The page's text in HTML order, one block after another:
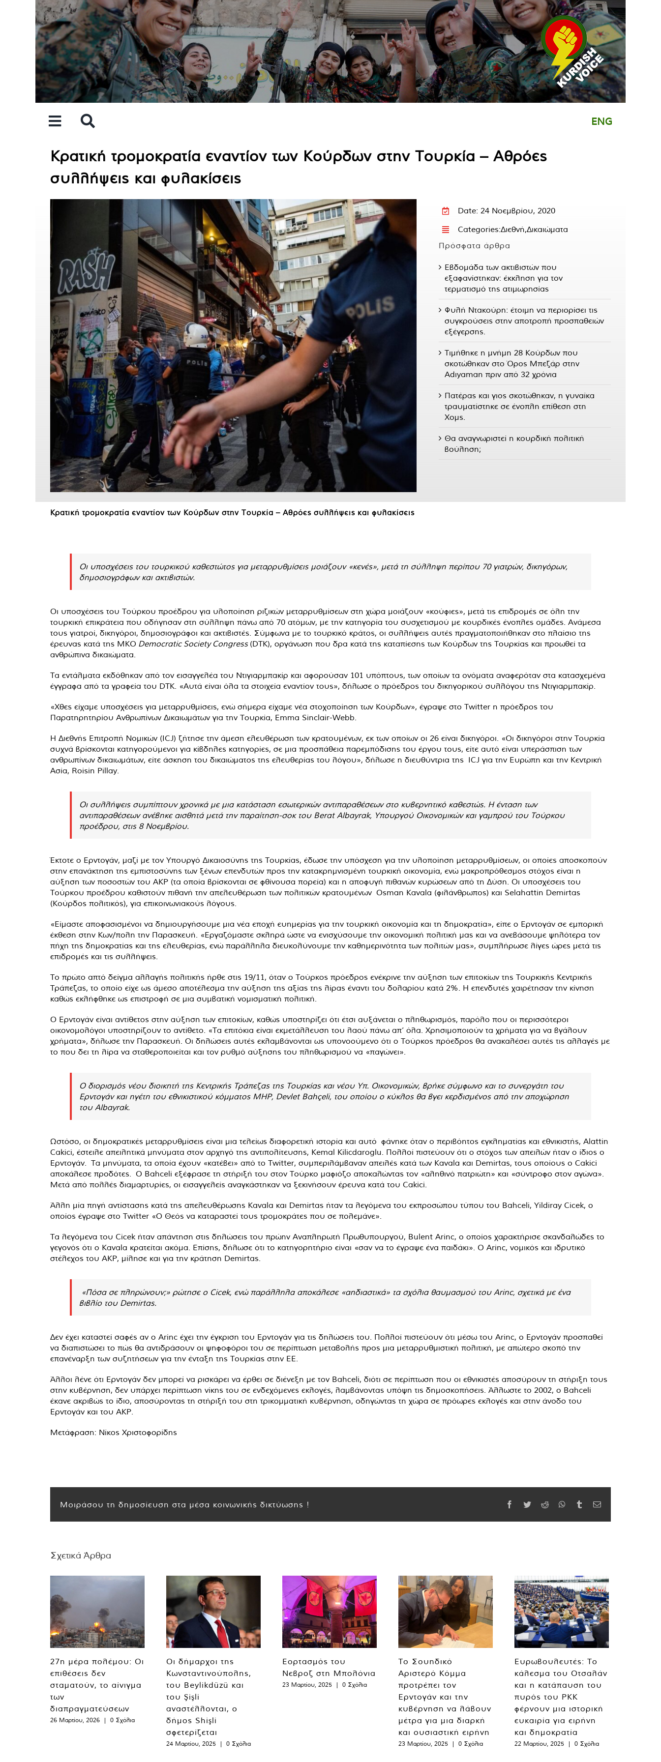
ENG
Κρατική τρομοκρατία εναντίον των Κούρδων στην Τουρκία – Αθρόες
συλλήψεις και φυλακίσεις
Date: 24 Νοεμβρίου, 2020
Categories:Διεθνή,Δικαιώματα
Πρόσφατα άρθρα
Εβδομάδα των ακτιβιστών που
εξαφανίστηκαν: έκκληση για τον
τερματισμό της ατιμωρησίας
Φυλή Ντακούρη: έτοιμη να περιορίσει τις
συγκρούσεις στην αποτροπή προσπαθειών
εξέγερσης.
Τιμήθηκε η μνήμη 28 Κούρδων που
σκοτώθηκαν στο Όρος Μπεζάρ στην
Adıyaman πριν από 32 χρόνια
Πατέρας και γιος σκοτώθηκαν, η γυναίκα
τραυματίστηκε σε ένοπλη επίθεση στη
Χομς.
Θα αναγνωριστεί η κουρδική πολιτική
βούληση;
Κρατική τρομοκρατία εναντίον των Κούρδων στην Τουρκία – Αθρόες συλλήψεις και φυλακίσεις
Οι υποσχέσεις του τουρκικού καθεστώτος για μεταρρυθμίσεις μοιάζουν «κενές», μετά τη σύλληψη περίπου 70 γιατρών, δικηγόρων,
δημοσιογράφων και ακτιβιστών.
Οι υποσχέσεις του Τούρκου προέδρου για υλοποίηση ριζικών μεταρρυθμίσεων στη χώρα μοιάζουν «κούφιες», μετά τις επιδρομές σε όλη την
τουρκική επικράτεια που οδήγησαν στη σύλληψη πάνω από 70 ατόμων, με την κατηγορία του συσχετισμού με κουρδικές ένοπλες ομάδες. Ανάμεσα
τους γιατροί, δικηγόροι, δημοσιογράφοι και ακτιβιστές. Σύμφωνα με το τουρκικό κράτος, οι συλλήψεις αυτές πραγματοποιήθηκαν στο πλαίσιο της
έρευνας κατά της ΜΚΟ DemocraticSocietyCongress(DTK), οργάνωση που δρα κατά της καταπίεσης των Κούρδων της Τουρκίας και προωθεί τα
ανθρώπινα δικαιώματα.
Τα εντάλματα εκδόθηκαν από τον εισαγγελέα του Ντιγιαρμπακίρ και αφορούσαν 101 υπόπτους, των οποίων τα ονόματα αναφερόταν στα κατασχεμένα
έγγραφα από τα γραφεία του DTK. «Αυτά είναι όλα τα στοιχεία εναντίον τους», δήλωσε ο πρόεδρος του δικηγορικού συλλόγου της Ντιγιαρμπακίρ.
«Χθες είχαμε υποσχέσεις για μεταρρυθμίσεις, ενώ σήμερα είχαμε νέα στοχοποίηση των Κούρδων», έγραψε στο Twitter η πρόεδρος του
Παρατηρητηρίου Ανθρωπίνων Δικαιωμάτων για την Τουρκία, Emma Sinclair-Webb.
Η Διεθνής Επιτροπή Νομικών (ICJ) ζήτησε την άμεση ελευθέρωση των κρατουμένων, εκ των οποίων οι 26 είναι δικηγόροι. «Οι δικηγόροι στην Τουρκία
συχνά βρίσκονται κατηγορούμενοι για κίβδηλες κατηγορίες, σε μια προσπάθεια παρεμπόδισης του έργου τους, είτε αυτό είναι υπεράσπιση των
ανθρωπίνων δικαιωμάτων, είτε άσκηση του δικαιώματος της ελευθερίας του λόγου», δήλωσε η διευθύντρια της ICJ για την Ευρώπη και την Κεντρική
Ασία, Roisin Pillay.
Οι συλλήψεις συμπίπτουν χρονικά με μια κατάσταση εσωτερικών αντιπαραθέσεων στο κυβερνητικό καθεστώς. Η ένταση των
αντιπαραθέσεων ανέβηκε αισθητά μετά την παραίτηση-σοκ του Berat Albayrak, Υπουργού Οικονομικών και γαμπρού του Τούρκου
προέδρου, στις 8 Νοεμβρίου.
Έκτοτε ο Ερντογάν, μαζί με τον Υπουργό Δικαιοσύνης της Τουρκίας, έδωσε την υπόσχεση για την υλοποίηση μεταρρυθμίσεων, οι οποίες αποσκοπούν
στην επανάκτηση της εμπιστοσύνης των ξένων επενδυτών προς την κατακρημνισμένη τουρκική οικονομία, ενώ μακροπρόθεσμος στόχος είναι η
αύξηση των ποσοστών του ΑΚΡ (τα οποία βρίσκονται σε φθίνουσα πορεία) και η αποφυγή πιθανών κυρώσεων από τη Δύση. Οι υποσχέσεις του
Τούρκου προέδρου καθιστούν πιθανή την απελευθέρωση των πολιτικών κρατουμένων Osman Kavala (φιλάνθρωπος) και Selahattin Demirtas
(Κούρδος πολιτικός), για επικοινωνιακούς λόγους.
«Είμαστε αποφασισμένοι να δημιουργήσουμε μια νέα εποχή ευημερίας για την τουρκική οικονομία και τη δημοκρατία», είπε ο Ερντογάν σε εμπορική
έκθεση στην Κων/πολη την Παρασκευή. «Εργαζόμαστε σκληρά ώστε να ενισχύσουμε την οικονομική πολιτική μας και να ανεβάσουμε ψηλότερα τον
πήχη της δημοκρατίας και της ελευθερίας, ενώ παράλληλα διευκολύνουμε την καθημερινότητα των πολιτών μας», συμπλήρωσε λίγες ώρες μετά τις
επιδρομές και τις συλλήψεις.
Το πρώτο απτό δείγμα αλλαγής πολιτικής ήρθε στις 19/11, όταν ο Τούρκος πρόεδρος ενέκρινε την αύξηση των επιτοκίων της Τουρκικής Κεντρικής
Τράπεζας, το οποίο είχε ως άμεσο αποτέλεσμα την αύξηση της αξίας της λίρας έναντι του δολαρίου κατά 2%. Η επενδυτές χαιρέτησαν την κίνηση
καθώς εκλήφθηκε ως επιστροφή σε μια συμβατική νομισματική πολιτική.
Ο Ερντογάν είναι αντίθετος στην αύξηση των επιτοκίων, καθώς υποστηρίζει ότι έτσι αυξάνεται ο πληθωρισμός, παρόλο που οι περισσότεροι
οικονομολόγοι υποστηρίζουν το αντίθετο. «Τα επιτόκια είναι εκμετάλλευση του λαού πάνω απ’ όλα. Χρησιμοποιούν τα χρήματα για να βγάλουν
χρήματα», δήλωσε την Παρασκευή. Οι δηλώσεις αυτές εκλαμβάνονται ως υπονοούμενο ότι ο Τούρκος πρόεδρος θα ανακαλέσει αυτές τις αλλαγές με
το που δει τη λίρα να σταθεροποιείται και τον ρυθμό αύξησης του πληθωρισμού να «παγώνει».
Ο διορισμός νέου διοικητή της Κεντρικής Τράπεζας της Τουρκίας και νέου Υπ. Οικονομικών, βρήκε σύμφωνο και το συνεργάτη του
Ερντογάν και ηγέτη του εθνικιστικού κόμματος MHP, Devlet Bahçeli, του οποίου ο κύκλος θα βγει κερδισμένος από την αποχώρηση
του Albayrak.
Ωστόσο, οι δημοκρατικές μεταρρυθμίσεις είναι μια τελείως διαφορετική ιστορία και αυτό φάνηκε όταν ο περιβόητος εγκληματίας και εθνικιστής, Alattin
Cakici, έστειλε απειλητικά μηνύματα στον αρχηγό της αντιπολίτευσης, Kemal Kilicdaroglu. Πολλοί πιστεύουν ότι ο στόχος των απειλών ήταν ο ίδιος ο
Ερντογάν. Τα μηνύματα, τα οποία έχουν «κατέβει» από το Twitter, συμπεριλάμβαναν απειλές κατά των Kavala και Demirtas, τους οποίους ο Cakici
αποκάλεσε προδότες. Ο Bahceli εξέφρασε τη στήριξή του στον Τούρκο μαφιόζο αποκαλώντας τον «αληθινό πατριώτη» και «σύντροφο στον αγώνα».
Μετά από πολλές διαμαρτυρίες, οι εισαγγελείς αναγκάστηκαν να ξεκινήσουν έρευνα κατά του Cakici.
Άλλη μία πηγή αντίστασης κατά της απελευθέρωσης Kavala και Demirtas ήταν τα λεγόμενα του εκπροσώπου τύπου του Bahceli, Yildiray Cicek, ο
οποίος έγραψε στο Twitter «Ο Θεός να καταραστεί τους τρομοκράτες που σε πολεμάνε».
Τα λεγόμενα του Cicek ήταν απάντηση στις δηλώσεις του πρώην Αναπληρωτή Πρωθυπουργού, Bulent Arinc, ο οποίος χαρακτήρισε σκανδαλώδες το
γεγονός ότι ο Kavala κρατείται ακόμα. Επίσης, δήλωσε ότι το κατηγορητήριο είναι «σαν να το έγραψε ένα παιδάκι». Ο Arinc, νομικός και ιδρυτικό
στέλεχος του ΑΚΡ, μίλησε και για την κράτηση Demirtas.
«Πόσα σε πληρώνουν;» ρώτησε ο Cicek, ενώ παράλληλα αποκάλεσε «αηδιαστικά» τα σχόλια θαυμασμού του Arinc, σχετικά με ένα
βιβλίο του Demirtas.
Δεν έχει καταστεί σαφές αν ο Arinc έχει την έγκριση του Ερντογάν για τις δηλώσεις του. Πολλοί πιστεύουν ότι μέσω του Arinc, ο Ερντογάν προσπαθεί
να διαπιστώσει το πώς θα αντιδράσουν οι ψηφοφόροι του σε περίπτωση μεταβολής προς μια μεταρρυθμιστική πολιτική, με απώτερο σκοπό την
επανέναρξη των συζητήσεων για την ένταξη της Τουρκίας στην ΕΕ.
Άλλοι λένε ότι Ερντογάν δεν μπορεί να ρισκάρει να έρθει σε διένεξη με τον Bahceli, διότι σε περίπτωση που οι εθνικιστές αποσύρουν τη στήριξη τους
στην κυβέρνηση, δεν υπάρχει περίπτωση νίκης του σε ενδεχόμενες εκλογές, λαμβάνοντας υπόψη τις δημοσκοπήσεις. Άλλωστε το 2002, ο Bahceli
έκανε ακριβώς το ίδιο, αποσύροντας τη στήριξή του στη τρικομματική κυβέρνηση, οδηγώντας τη χώρα σε πρόωρες εκλογές και στην άνοδο του
Ερντογάν και του ΑΚΡ.
Μετάφραση: Νίκος Χριστοφορίδης
Μοιράσου τη δημοσίευση στα μέσα κοινωνικής δικτύωσης ! Facebook
TwitterReddit WhatsApp
TumblrEmail
Σχετικά Άρθρα
27η μέρα πολέμου: Οι
επιθέσεις δεν
σταματούν, το αίνιγμα
των
διαπραγματεύσεων
26 Μαρτίου, 2026 | 0 Σχόλια
Οι δήμαρχοι της
Κωνσταντινούπολης,
του Beylikdüzü και
του Şişli
αναστέλλονται, ο
δήμος Shişli
σφετερίζεται
24 Μαρτίου, 2025 | 0 Σχόλια
Εορτασμός του
Νεβροζ στη Μπολόνια
23 Μαρτίου, 2025 | 0 Σχόλια
Το Σουηδικό
Αριστερό Κόμμα
προτρέπει τον
Ερντογάν και την
κυβέρνηση να λάβουν
μέτρα για μια διαρκή
και ουσιαστική ειρήνη
23 Μαρτίου, 2025 | 0 Σχόλια
Ευρωβουλευτές: Το
κάλεσμα του Οτσαλάν
και η κατάπαυση του
πυρός του PKK
φέρνουν μια ιστορική
ευκαιρία για ειρήνη
και δημοκρατία
22 Μαρτίου, 2025 | 0 Σχόλια